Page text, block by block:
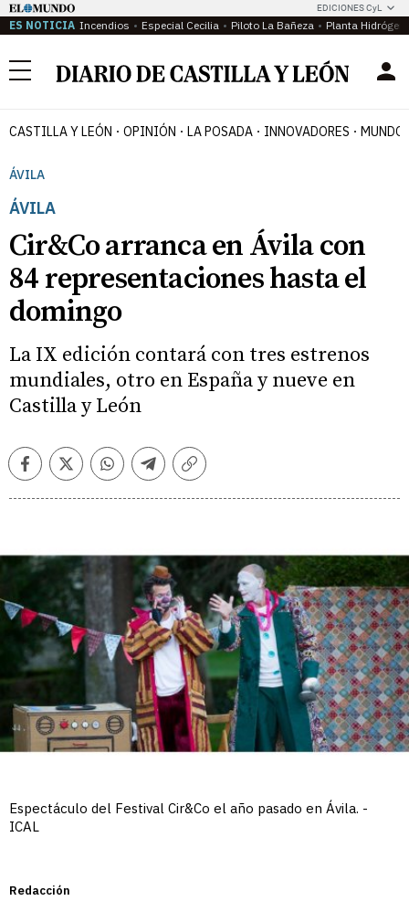
EDICIONES CyL
ES NOTICIA Incendios Especial Cecilia Piloto La Bañeza Planta
Menú
CASTILLA Y LEÓN OPINIÓN LA POSADA INNOVADORES MUNDO
ÁVILA
ÁVILA
Cir&Co arranca en Ávila con
84 representaciones hasta el
domingo
La IX edición contará con tres estrenos
mundiales, otro en España y nueve en
Castilla y León
FacebookTwitterWhatsappTelegramCopiar
Espectáculo del Festival Cir&Co el año pasado en Ávila. -
ICAL
Redacción